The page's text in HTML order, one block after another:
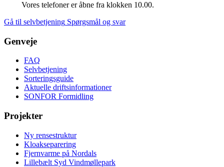
Vores telefoner er åbne fra klokken 10.00.
Gå til selvbetjening Spørgsmål og svar
Genveje
FAQ
Selvbetjening
Sorteringsguide
Aktuelle driftsinformationer
SONFOR Formidling
Projekter
Ny rensestruktur
Kloakseparering
Fjernvarme på Nordals
Lillebælt Syd Vindmøllepark